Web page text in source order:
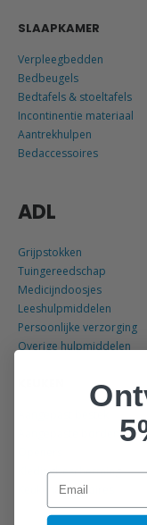
SLAAPKAMER
Verpleegbedden
Bedbeugels
Bedtafels & stoeltafels
Incontinentie materiaal
Aantrekhulpen
Bedaccessoires
ADL
Grijpstokken
Tuingereedschap
Medicijndoosjes
Leeshulpmiddelen
Persoonlijke verzorging
Overige hulpmiddelen
Kledingbescherming
Keukenaccessoires
Email